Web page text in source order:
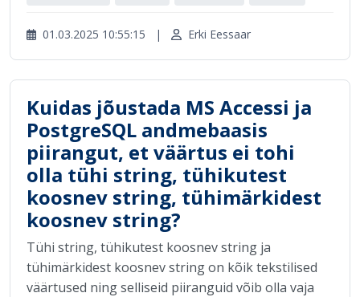
01.03.2025 10:55:15 | Erki Eessaar
Kuidas jõustada MS Accessi ja
PostgreSQL andmebaasis
piirangut, et väärtus ei tohi
olla tühi string, tühikutest
koosnev string, tühimärkidest
koosnev string?
Tühi string, tühikutest koosnev string ja
tühimärkidest koosnev string on kõik tekstilised
väärtused ning selliseid piiranguid võib olla vaja